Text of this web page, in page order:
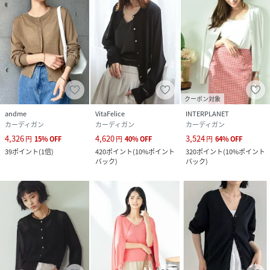
andme
カーディガン
4,326円 15%OFF
39ポイント(1倍)
VitaFelice
カーディガン
4,620円 40%OFF
420ポイント(10%ポイント
バック)
クーポン対象
INTERPLANET
カーディガン
3,524円 64%OFF
320ポイント(10%ポイント
バック)